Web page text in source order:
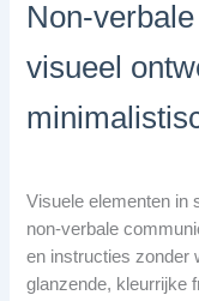
Non-
visueel
Visuele elementen in
non-verbale
en instructies zonder
glanzende, kleurrijke